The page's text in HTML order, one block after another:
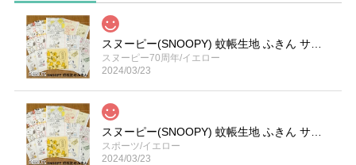
スヌーピー(SNOOPY) 蚊帳生地 ふきん サイズ／(約)30×30cm
スヌーピー70周年/イエロー
2024/03/23
スヌーピー(SNOOPY) 蚊帳生地 ふきん サイズ／(約)30×30cm
スポーツ/イエロー
2024/03/23